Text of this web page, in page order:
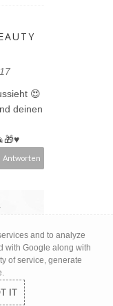
😍
deinen
Antworten
ich
and to analyze
with Google along with
of service, generate
IT